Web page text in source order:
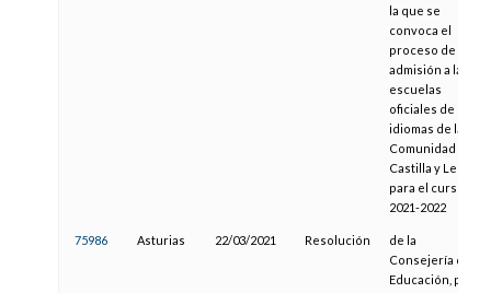
la que se
convoca el
proceso de
admisión a las
escuelas
oficiales de
idiomas de la
Comunidad de
Castilla y León
para el curso
2021-2022
75986 Asturias 22/03/2021 Resolución
de la
Consejería de
Educación, por